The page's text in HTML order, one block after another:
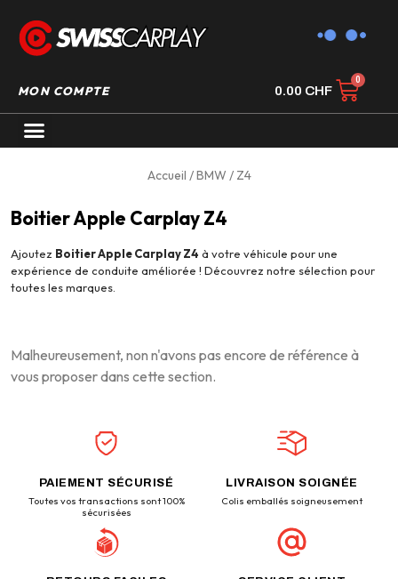
MON COMPTE 0.00 CHF
Accueil /BMW / Z4
Boitier Apple Carplay Z4
Ajoutez Boitier Apple Carplay Z4 à votre véhicule pour une
expérience de conduite améliorée ! Découvrez notre sélection pour
toutes les marques.
Malheureusement, non n'avons pas encore de référence à
vous proposer dans cette section.
PAIEMENT SÉCURISÉ
Toutes vos transactions sont 100%
sécurisées
LIVRAISON SOIGNÉE
Colis emballés soigneusement